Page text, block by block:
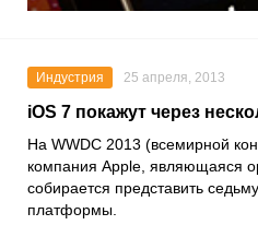
Индустрия 25 апреля, 2013
iOS 7 покажут через
На WWDC 2013 (всемирной
компания Apple, являющаяся
собирается представить
платформы.